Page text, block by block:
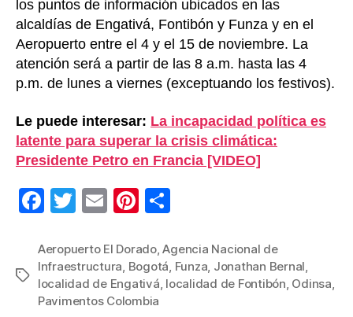
los puntos de información ubicados en las
alcaldías de Engativá, Fontibón y Funza y en el
Aeropuerto entre el 4 y el 15 de noviembre. La
atención será a partir de las 8 a.m. hasta las 4
p.m. de lunes a viernes (exceptuando los festivos).
Le puede interesar: La incapacidad política es
latente para superar la crisis climática:
Presidente Petro en Francia [VIDEO]
F
c
e
b
T
tt
er
E
ail
Pi
er
e
st
m
p
Etiquetas
Aeropuerto El Dorado,Agencia Nacional de
Infraestructura, Bogotá, Funza, Jonathan Bernal,
localidad de Engativá, localidad de Fontibón, Odinsa,
Pavimentos Colombia